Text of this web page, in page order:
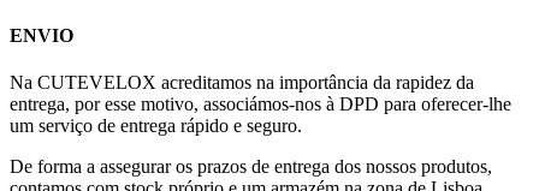
ENVIO
Na CUTEVELOX acreditamos na importância da rapidez da
entrega, por esse motivo, associámos-nos à DPD para oferecer-lhe
um serviço de entrega rápido e seguro.
De forma a assegurar os prazos de entrega dos nossos produtos,